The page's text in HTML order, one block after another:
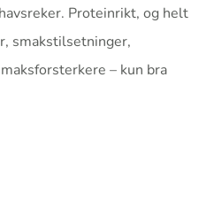
Proteinrikt, og helt
smakstilsetninger,
– kun bra